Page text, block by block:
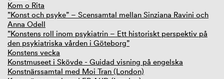
Kom o Rita
”Konst och psyke” – Scensamtal mellan Sinziana Ravini och
Anna Odell
”Konstens roll inom psykiatrin – Ett historiskt perspektiv på
den psykiatriska vården i Göteborg”
Konstens vecka
Konstmuseet i Skövde - Guidad visning på engelska
Konstnärssamtal med Moi Tran (London)